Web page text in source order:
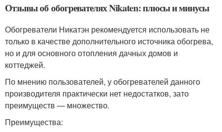
Отзывы об обогревателях Nikaten: плюсы и минусы
Обогреватели Никатэн рекомендуется использовать не
только в качестве дополнительного источника обогрева,
но и для основного отопления дачных домов и
коттеджей.
По мнению пользователей, у обогревателей данного
производителя практически нет недостатков, зато
преимуществ — множество.
Преимущества: